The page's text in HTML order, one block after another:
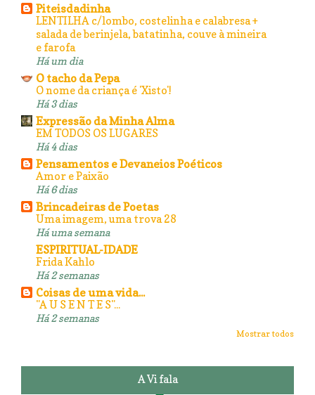
Piteisdadinha
LENTILHA c/lombo, costelinha e calabresa +
salada de berinjela, batatinha, couve à mineira
e farofa
Há um dia
O tacho da Pepa
O nome da criança é 'Xisto'!
Há 3 dias
Expressão da Minha Alma
EM TODOS OS LUGARES
Há 4 dias
Pensamentos e Devaneios Poéticos
Amor e Paixão
Há 6 dias
Brincadeiras de Poetas
Uma imagem, uma trova 28
Há uma semana
ESPIRITUAL-IDADE
Frida Kahlo
Há 2 semanas
Coisas de uma vida...
"A U S E N T E S"...
Há 2 semanas
Mostrar todos
A Vi fala